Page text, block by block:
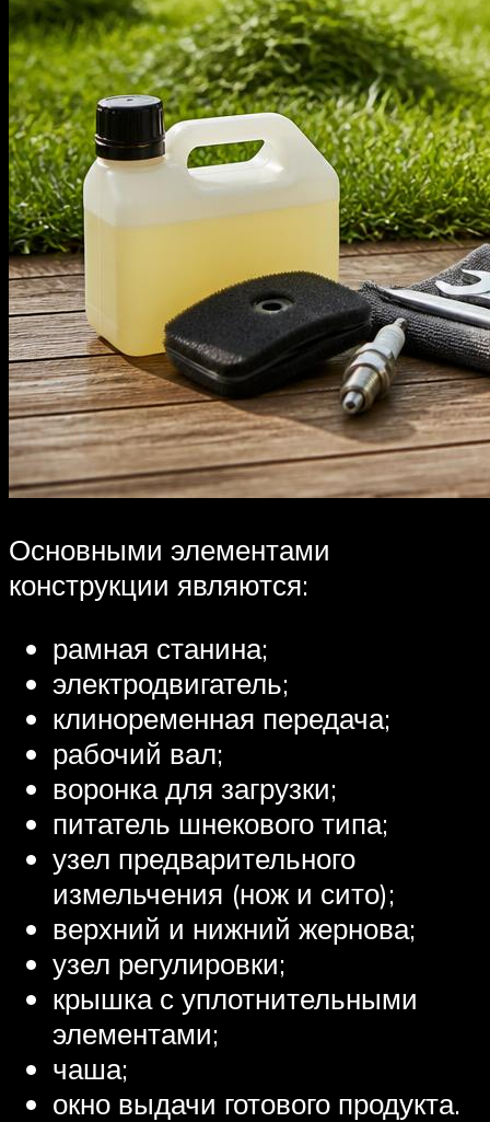
Основными элементами
конструкции являются:
рамная станина;
электродвигатель;
клиноременная передача;
рабочий вал;
воронка для загрузки;
питатель шнекового типа;
узел предварительного
измельчения (нож и сито);
верхний и нижний жернова;
узел регулировки;
крышка с уплотнительными
элементами;
чаша;
окно выдачи готового продукта.